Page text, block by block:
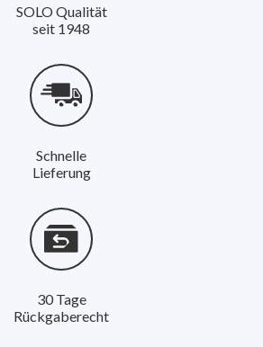
SOLO Qualität
seit 1948
Schnelle
Lieferung
30 Tage
Rückgaberecht